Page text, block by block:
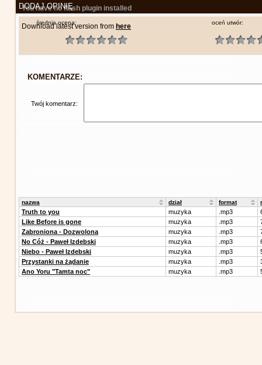
You have no flash plugin installed
Download latest version from here
DODAJ OPINIĘ
średnia ocena: oceń utwór:
KOMENTARZE:
Twój komentarz:
nazwa dział format
Truth to you muzyka .mp3
Like Before is gone
muzyka .mp3
Zabroniona - Dozwolona
muzyka .mp3
No Cóż - Paweł Izdebski
muzyka .mp3
Niebo - Paweł Izdebski
muzyka .mp3
Przystanki na żądanie
muzyka .mp3
Ano Yoru "Tamta noc"
muzyka .mp3